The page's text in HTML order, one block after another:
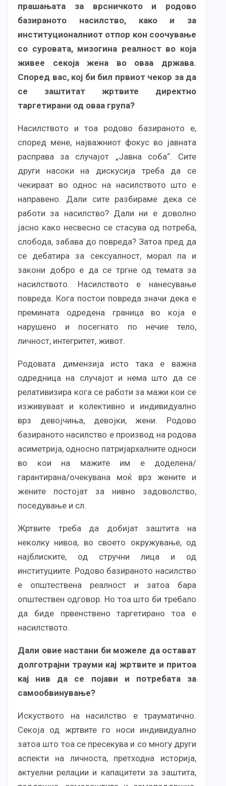
прашањата за врсничкото и родово
базираното насилство, како и за
институционалниот отпор кон соочување
со суровата, мизогина реалност во која
живее секоја жена во оваа држава.
Според вас, кој би бил првиот чекор за да
се заштитат жртвите директно
таргетирани од оваа група?
Насилството и тоа родово базираното е,
според мене, најважниот фокус во јавната
расправа за случајот „Јавна соба“. Сите
други насоки на дискусија треба да се
чекираат во однос на насилството што е
направено. Дали сите разбираме дека се
работи за насилство? Дали ни е доволно
јасно како несвесно се стасува од потреба,
слобода, забава до повреда? Затоа пред да
се дебатира за сексуалност, морал па и
закони добро е да се тргне од темата за
насилството. Насилството е нанесување
повреда. Кога постои повреда значи дека е
премината одредена граница во која е
нарушено и посегнато по нечие тело,
личност, интегритет, живот.
Родовата димензија исто така е важна
одредница на случајот и нема што да се
релативизира кога се работи за мажи кои се
изживуваат и колективно и индивидуално
врз девојчиња, девојки, жени. Родово
базираното насилство е производ на родова
асиметрија, односно патријархалните односи
во кои на мажите им е доделена/
гарантирана/очекувана моќ врз жените и
жените постојат за нивно задоволство,
поседување и сл.
Жртвите треба да добијат заштита на
неколку нивоа, во своето окружување, од
најблиските, од стручни лица и од
институциите. Родово базираното насилство
е општествена реалност и затоа бара
општествен одговор. Но тоа што би требало
да биде првенствено таргетирано тоа е
насилството.
Дали овие настани би можеле да остават
долготрајни трауми кај жртвите и притоа
кај нив да се појави и потребата за
самообвинување?
Искуството на насилство е трауматично.
Секоја од жртвите го носи индивидуално
затоа што тоа се пресекува и со многу други
аспекти на личноста, претходна историја,
актуелни релации и капацитети за заштита,